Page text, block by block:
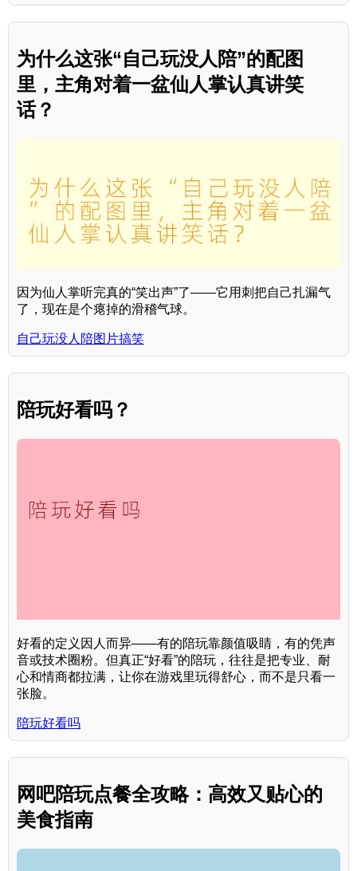
为什么这张“自己玩没人陪”的配图
里，主角对着一盆仙人掌认真讲笑
话？
因为仙人掌听完真的“笑出声”了——它用刺把自己扎漏气
了，现在是个瘪掉的滑稽气球。
自己玩没人陪图片搞笑
陪玩好看吗？
好看的定义因人而异——有的陪玩靠颜值吸睛，有的凭声
音或技术圈粉。但真正“好看”的陪玩，往往是把专业、耐
心和情商都拉满，让你在游戏里玩得舒心，而不是只看一
张脸。
陪玩好看吗
网吧陪玩点餐全攻略：高效又贴心的
美食指南